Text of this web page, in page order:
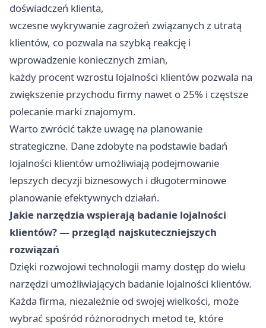
doświadczeń klienta,
wczesne wykrywanie zagrożeń związanych z utratą
klientów, co pozwala na szybką reakcję i
wprowadzenie koniecznych zmian,
każdy procent wzrostu lojalności klientów pozwala na
zwiększenie przychodu firmy nawet o 25% i częstsze
polecanie marki znajomym.
Warto zwrócić także uwagę na planowanie
strategiczne. Dane zdobyte na podstawie badań
lojalności klientów umożliwiają podejmowanie
lepszych decyzji biznesowych i długoterminowe
planowanie efektywnych działań.
Jakie narzędzia wspierają badanie lojalności
klientów? — przegląd najskuteczniejszych
rozwiązań
Dzięki rozwojowi technologii mamy dostęp do wielu
narzędzi umożliwiających badanie lojalności klientów.
Każda firma, niezależnie od swojej wielkości, może
wybrać spośród różnorodnych metod te, które